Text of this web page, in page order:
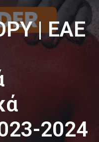
| ΕΑΕ
2024